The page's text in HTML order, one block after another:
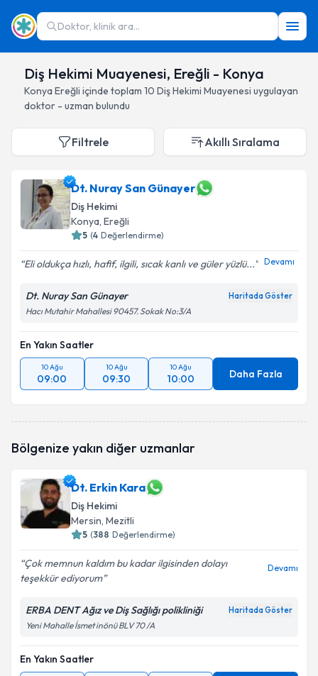
Doktor, klinik ara...
Diş Hekimi Muayenesi, Ereğli - Konya
Konya Ereğli içinde toplam 10 Diş Hekimi Muayenesi uygulayan
doktor - uzman bulundu
Filtrele Akıllı Sıralama
Dt. Nuray San Günayer
Diş Hekimi
Konya, Ereğli
5 (4 Değerlendirme)
Eli oldukça hızlı, hafif, ilgili, sıcak kanlı ve güler yüzlü... Devamı
Dt. Nuray San Günayer Haritada Göster
Hacı Mutahir Mahallesi 90457. Sokak No:3/A
En Yakın Saatler
10 Ağu
09:00
10 Ağu
09:30
10 Ağu
10:00 Daha Fazla
Bölgenize yakın diğer uzmanlar
Dt. Erkin Kara
Diş Hekimi
Mersin, Mezitli
5 (388 Değerlendirme)
Çok memnun kaldım bu kadar ilgisinden dolayı
teşekkür ediyorum
Devamı
ERBA DENT Ağız ve Diş Sağlığı polikliniği Haritada Göster
Yeni Mahalle İsmet inönü BLV 70 /A
En Yakın Saatler